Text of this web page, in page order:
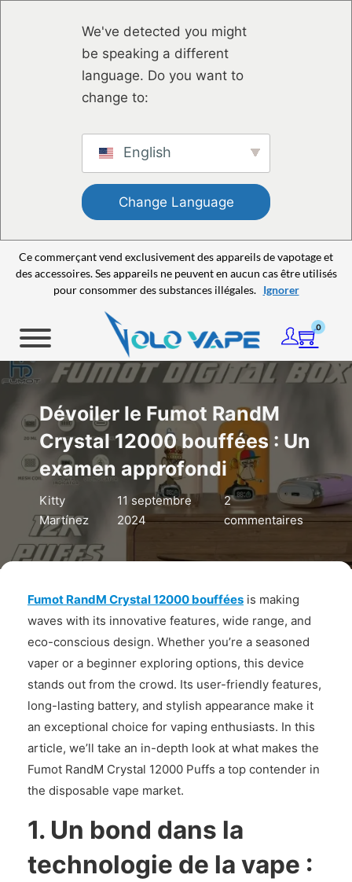
We've detected you might
be speaking a different
language. Do you want to
change to:
English
Change Language
Ce commerçant vend exclusivement des appareils de vapotage et
des accessoires. Ses appareils ne peuvent en aucun cas être utilisés
pour consommer des substances illégales. Ignorer
0
Dévoiler le Fumot RandM
Crystal 12000 bouffées : Un
examen approfondi
Kitty
Martínez
11 septembre
2024
2
commentaires
Fumot RandM Crystal 12000 bouffées is making
waves with its innovative features, wide range, and
eco-conscious design. Whether you’re a seasoned
vaper or a beginner exploring options, this device
stands out from the crowd. Its user-friendly features,
long-lasting battery, and stylish appearance make it
an exceptional choice for vaping enthusiasts. In this
article, we’ll take an in-depth look at what makes the
Fumot RandM Crystal 12000 Puffs a top contender in
the disposable vape market.
1. Un bond dans la
technologie de la vape :